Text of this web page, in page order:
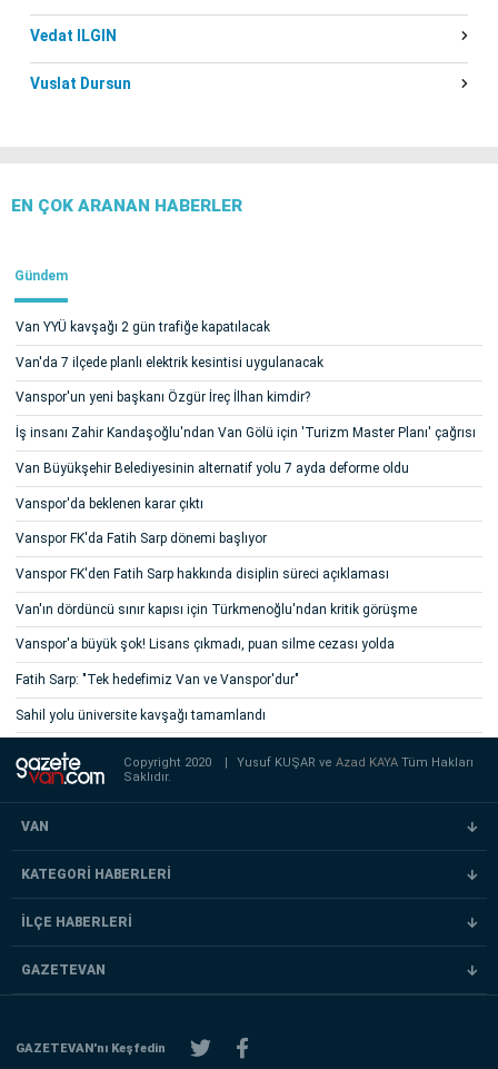
Vedat ILGIN
Vuslat Dursun
EN ÇOK ARANAN HABERLER
Gündem
Van YYÜ kavşağı 2 gün trafiğe kapatılacak
Van'da 7 ilçede planlı elektrik kesintisi uygulanacak
Vanspor'un yeni başkanı Özgür İreç İlhan kimdir?
İş insanı Zahir Kandaşoğlu'ndan Van Gölü için 'Turizm Master Planı' çağrısı
Van Büyükşehir Belediyesinin alternatif yolu 7 ayda deforme oldu
Vanspor'da beklenen karar çıktı
Vanspor FK'da Fatih Sarp dönemi başlıyor
Vanspor FK'den Fatih Sarp hakkında disiplin süreci açıklaması
Van'ın dördüncü sınır kapısı için Türkmenoğlu'ndan kritik görüşme
Vanspor'a büyük şok! Lisans çıkmadı, puan silme cezası yolda
Fatih Sarp: "Tek hedefimiz Van ve Vanspor'dur"
Sahil yolu üniversite kavşağı tamamlandı
Copyright 2020 Yusuf KUŞAR veAzad KAYATüm Hakları
Saklıdır.
VAN
KATEGORİ HABERLERİ
İLÇE HABERLERİ
GAZETEVAN
GAZETEVAN'nı Keşfedin